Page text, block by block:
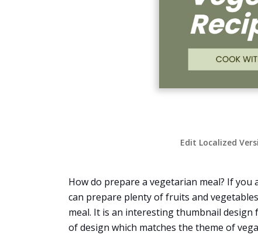
Edit Localized
How do prepare a vegetarian meal? If
can prepare plenty of fruits and
meal. It is an interesting thumbnail
of design which matches the theme of